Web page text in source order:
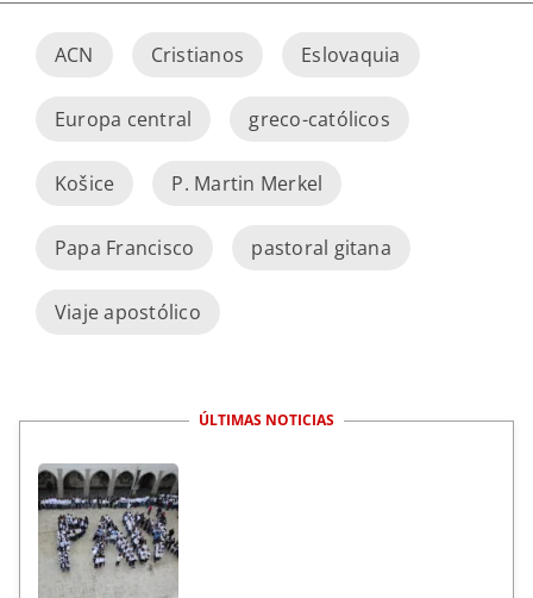
ACN Cristianos Eslovaquia
Europa central greco-católicos
Košice P. Martin Merkel
Papa Francisco pastoral gitana
Viaje apostólico
ÚLTIMAS NOTICIAS